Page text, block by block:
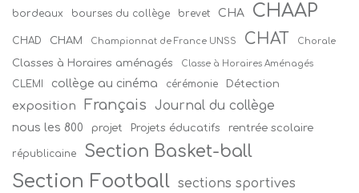
bordeaux bourses du collège brevet CHA CHAAP
CHAD CHAM Championnat de France UNSS CHAT Chorale
Classes à Horaires aménagés Classe à Horaires Aménagés
CLEMI collège au cinéma cérémonie Détection
exposition Français Journal du collège
nous les 800 projet Projets éducatifs rentrée scolaire
républicaine Section Basket-ball
Section Football sections sportives